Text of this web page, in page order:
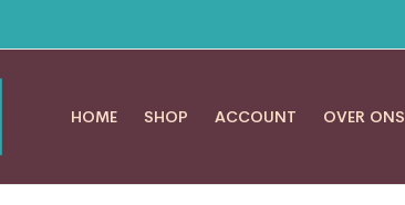
HOME SHOP ACCOUNT OVER ONS